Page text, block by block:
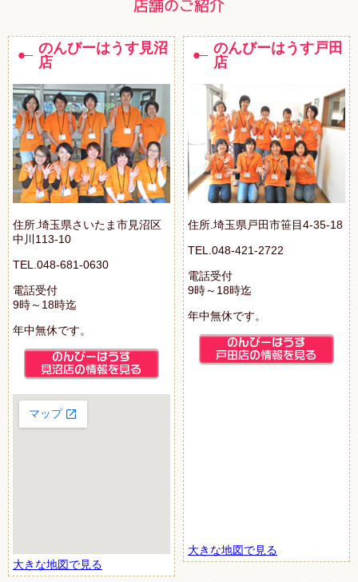
のんびーはうす見沼
店
住所.埼玉県さいたま市見沼区
中川113-10
TEL.048-681-0630
電話受付
9時～18時迄
年中無休です。
大きな地図で見る
のんびーはうす戸田
店
住所.埼玉県戸田市笹目4-35-18
TEL.048-421-2722
電話受付
9時～18時迄
年中無休です。
大きな地図で見る